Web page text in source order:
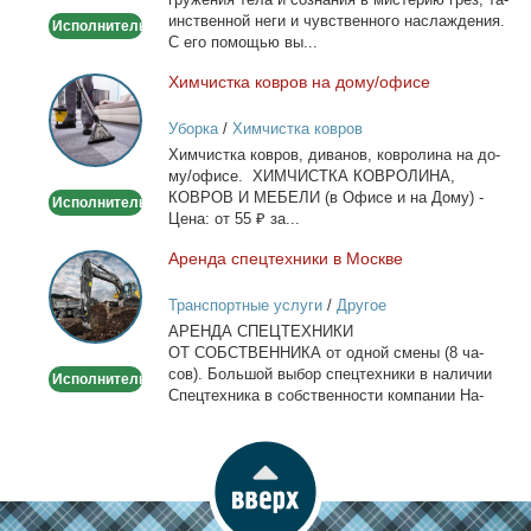
Исполнитель
ин­ствен­ной неги и чув­ствен­но­го на­сла­жде­ния.
С его по­мо­щью вы...
Химчистка
ковров
на
дому/
Исполнитель
Хим­чист­ка ков­ров на до­му/офи­се
Уборка/ Химчистка ковров
Хим­чист­ка ков­ров, ди­ва­нов, ков­ро­ли­на на до­
му/офи­се. ХИМЧИСТКА КОВРОЛИНА,
КОВРОВ И МЕБЕЛИ (в Офи­се и на До­му) -
Це­на: от 55 ₽ за...
Аренда
спецтехники
в
Москве
Исполнитель
Арен­да спец­тех­ни­ки в Москве
Транспортные услуги/ Другое
АРЕНДА СПЕЦТЕХНИКИ
ОТ СОБСТВЕННИКА от од­ной сме­ны (8 ча­
сов). Боль­шой вы­бор спец­тех­ни­ки в на­ли­чии
Спец­тех­ни­ка в соб­ствен­но­сти ком­па­нии На­